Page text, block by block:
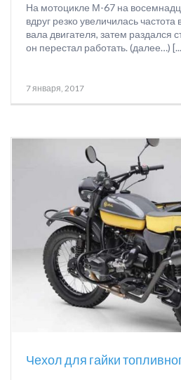
На мотоцикле М-67 на
вдруг резко увеличилась
вала двигателя, затем раздался
он перестал работать. (далее…)
7 января, 2017
Чехол для гайки